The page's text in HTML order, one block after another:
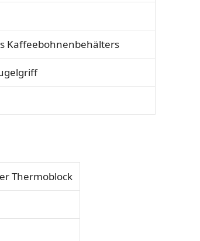
Kaffeebohnenbehälters
Thermoblock